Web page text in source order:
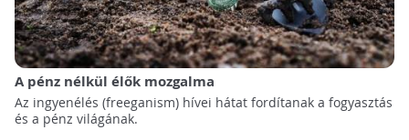
A pénz nélkül élők mozgalma
Az ingyenélés (freeganism) hívei hátat fordítanak a fogyasztás
és a pénz világának.